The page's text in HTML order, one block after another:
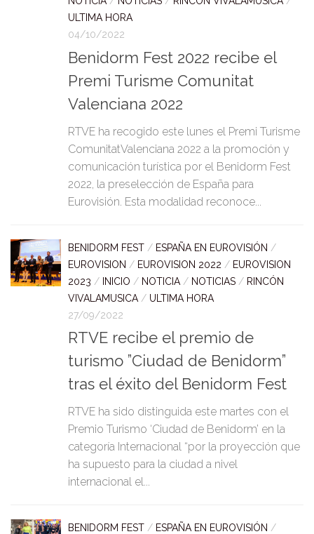
ULTIMA HORA
04/10/2022
Benidorm Fest 2022 recibe el
Premi Turisme Comunitat
Valenciana 2022
RTVE ha recogido este lunes el Premi Turisme
ComunitatValenciana 2022 a la promoción y
comunicación turística por el Benidorm Fest
2022, la preselección de España para
Eurovisión. Esta modalidad reconoce...
BENIDORM FEST / ESPAÑA EN EUROVISIÓN /
EUROVISION / EUROVISION 2022 / EUROVISION
2023 / INICIO / NOTICIA / NOTICIAS / RINCÓN
VIVALAMUSICA / ULTIMA HORA
27/09/2022
RTVE recibe el premio de
turismo ”Ciudad de Benidorm”
tras el éxito del Benidorm Fest
RTVE ha sido distinguida este martes con el
Premio Turismo ‘Ciudad de Benidorm’ en la
categoría Internacional “por la proyección que
ha supuesto para la ciudad a nivel
internacional el...
BENIDORM FEST / ESPAÑA EN EUROVISIÓN /